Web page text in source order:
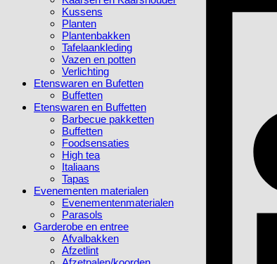
Kussens
Planten
Plantenbakken
Tafelaankleding
Vazen en potten
Verlichting
Etenswaren en Bufetten
Buffetten
Etenswaren en Buffetten
Barbecue pakketten
Buffetten
Foodsensaties
High tea
Italiaans
Tapas
Evenementen materialen
Evenementenmaterialen
Parasols
Garderobe en entree
Afvalbakken
Afzetlint